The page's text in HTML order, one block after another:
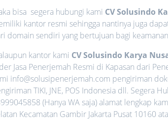
bisa segera hubungi kami CV Solusindo
kantor resmi sehingga nantinya juga
domain sendiri yang bertujuan bagi
kantor kami CV Solusindo Karya
Jasa Penerjemah Resmi di Kapasan dari
info@solusipenerjemah.com pengiriman
TIKI, JNE, POS Indonesia dll. Segera
(Hanya WA saja) alamat lengkap
Kecamatan Gambir Jakarta Pusat 10160